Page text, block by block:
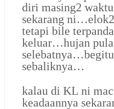
diri masing2
sekarang
tetapi bile
keluar…hujan pula
sebaliknya…
kalau di KL ni
keadaannya